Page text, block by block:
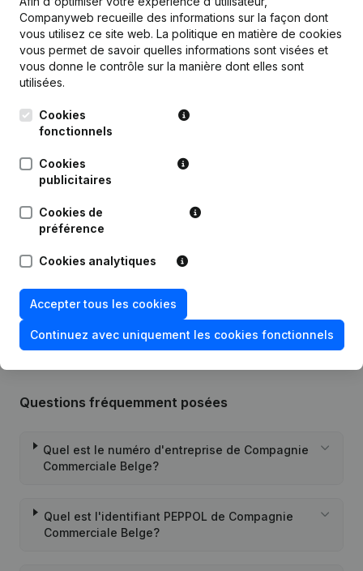
Publications de Compagnie Commerciale Belge
14-05-2025 Demissions - Nominations
21-06-2022
Statuts (Traduction, Coordination,
17-05-2022
28-01-2020 Demissions - Nominations
25-04-2019 Demissions - Nominations
Questions fréquemment posées
Quel est le numéro d'entreprise de Compagnie
Commerciale Belge?
Quel est l'identifiant PEPPOL de Compagnie
Commerciale Belge?
Companyweb recueille des informations sur la façon dont
vous utilisez ce site web. La politique en matière de cookies
vous permet de savoir quelles informations sont visées et
vous donne le contrôle sur la manière dont elles sont
utilisées.
Cookies
fonctionnels
Cookies
publicitaires
Cookies de
préférence
Cookies analytiques
Accepter tous les cookies
Continuez avec uniquement les cookies fonctionnels